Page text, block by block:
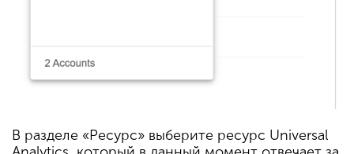
В разделе «Ресурс» выберите ресурс Universal